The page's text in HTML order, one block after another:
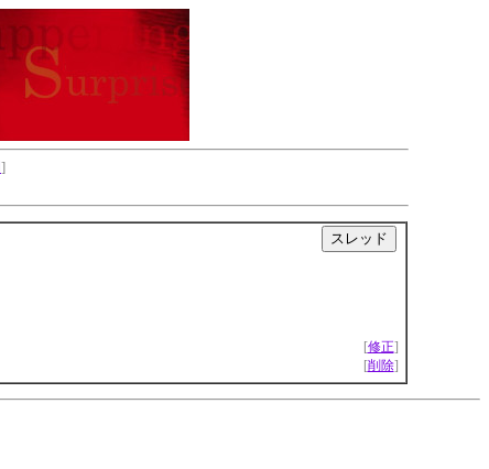
]
[修正]
[削除]